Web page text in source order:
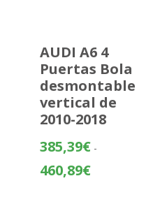
AUDI A6 4
Puertas Bola
desmontable
vertical de
2010-2018
385,39€ -
460,89€Rango